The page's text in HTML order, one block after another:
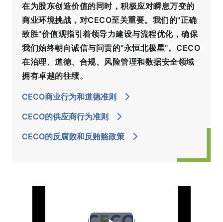
在为股东创造价值的同时，积极应对瞬息万变的
商业环境挑战，对CECO至关重要。我们的"正确
致胜"价值观指引着领导力建设与流程优化，确保
我们始终朝向诚信与问责的"永恒北极星"。CECO
在治理、道德、合规、风险管理和数据安全领域
拥有卓越的往绩。
CECO商业行为和道德准则
CECO的供应商行为准则
CECO的反腐败和反贿赂政策